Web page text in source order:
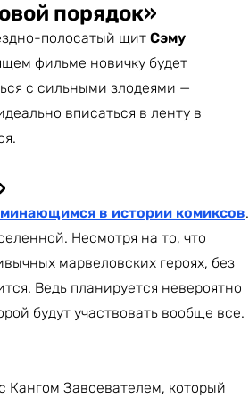
порядок»
полосатый щит Сэму
фильме новичку будет
с сильными злодеями —
вписаться в ленту в
в истории комиксов.
Несмотря на то, что
марвеловских героях, без
Ведь планируется невероятно
будут участвовать вообще все.
Завоевателем, который